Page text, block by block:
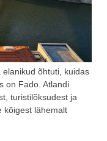
õhtuti, kuidas
on Fado. Atlandi
turistilõksudest ja
kõigest lähemalt